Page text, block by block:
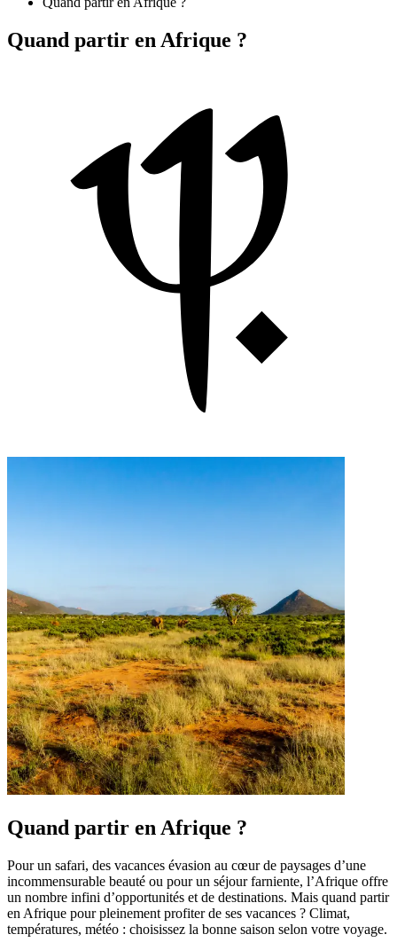
Quand partir en Afrique ?
Quand partir en Afrique ?
Pour un safari, des vacances évasion au cœur de paysages d’une
incommensurable beauté ou pour un séjour farniente, l’Afrique offre
un nombre infini d’opportunités et de destinations. Mais quand partir
en Afrique pour pleinement profiter de ses vacances ? Climat,
températures, météo : choisissez la bonne saison selon votre voyage.